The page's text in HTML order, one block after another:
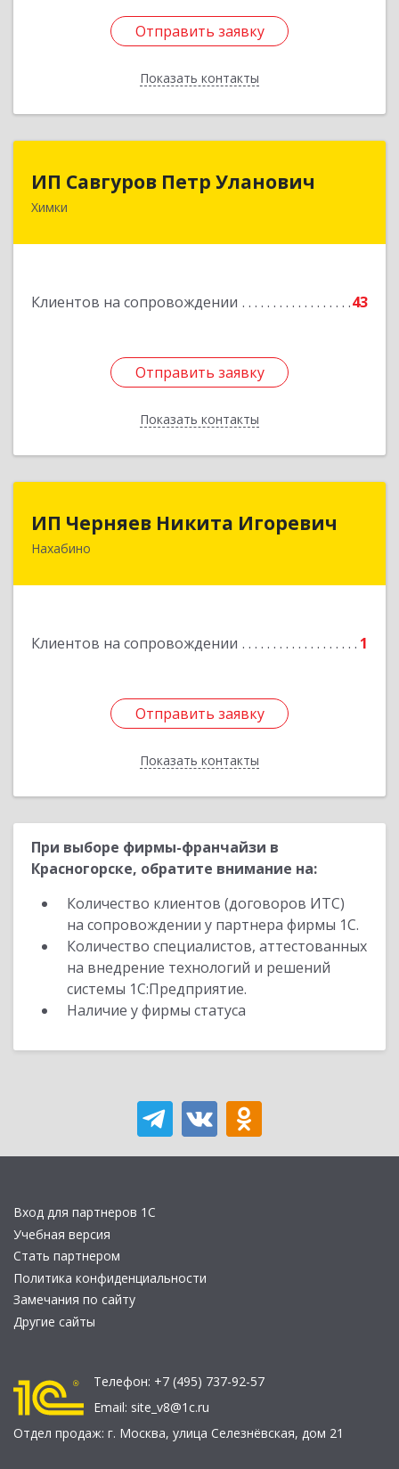
Отправить заявку
Показать контакты
Отправить заявку
Назад
ИП Савгуров Петр Уланович
Химки
Клиентов на сопровождении 43
Отправить заявку
Показать контакты
141407, Московская обл, Химки г, Молодежная
Отправить заявку
Назад
ИП Черняев Никита Игоревич
Нахабино
Клиентов на сопровождении 1
Отправить заявку
Показать контакты
143430, Московская обл, Красногорский р-н,
Подробнее
Отправить заявку
Назад
При выборе фирмы-франчайзи в
Красногорске, обратите внимание на:
Количество клиентов (договоров ИТС)
на сопровождении у партнера фирмы 1С.
Количество специалистов, аттестованных
на внедрение технологий и решений
системы 1С:Предприятие.
Наличие у фирмы статуса
Вход для партнеров 1С
Учебная версия
Стать партнером
Политика конфиденциальности
Замечания по сайту
Другие сайты
Телефон: +7 (495) 737-92-57
Email: site_v8@1c.ru
Отдел продаж: г. Москва, улица Селезнёвская, дом 21